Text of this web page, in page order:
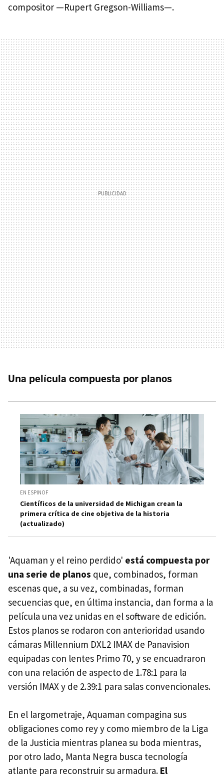
compositor —Rupert Gregson-Williams—.
Una película compuesta por planos
EN ESPINOF
Científicos de la universidad de Michigan crean la
primera crítica de cine objetiva de la historia
(actualizado)
'Aquaman y el reino perdido' está compuesta por
una serie de planos que, combinados, forman
escenas que, a su vez, combinadas, forman
secuencias que, en última instancia, dan forma a la
película una vez unidas en el software de edición.
Estos planos se rodaron con anterioridad usando
cámaras Millennium DXL2 IMAX de Panavision
equipadas con lentes Primo 70, y se encuadraron
con una relación de aspecto de 1.78:1 para la
versión IMAX y de 2.39:1 para salas convencionales.
En el largometraje, Aquaman compagina sus
obligaciones como rey y como miembro de la Liga
de la Justicia mientras planea su boda mientras,
por otro lado, Manta Negra busca tecnología
atlante para reconstruir su armadura. El